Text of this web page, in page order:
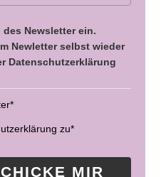
Newsletter ein.
Newletter selbst wieder
Datenschutzerklärung
zu*
MIR